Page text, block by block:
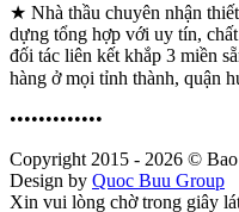
★ Nhà thầu chuyên nhận
dựng tổng hợp với uy tín,
đối tác liên kết khắp 3 miền
hàng ở mọi tỉnh thành, quận
•••••••••••••
Copyright 2015 - 2026 ©
Design by Quoc Buu Group
Xin vui lòng chờ trong giây